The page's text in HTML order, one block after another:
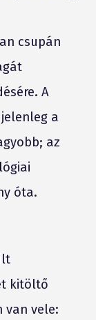
csupán
A
a
az
óta.
kitöltő
van vele: